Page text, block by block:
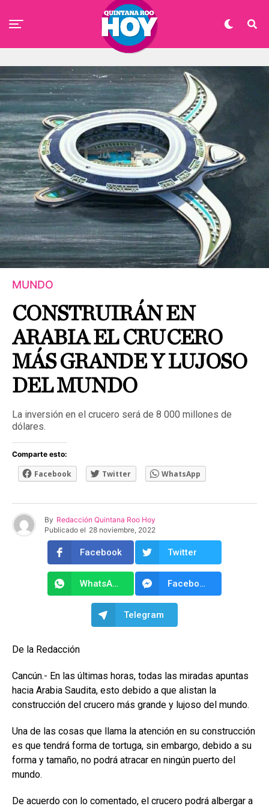
MUNDO
CONSTRUIRÁN EN
ARABIA EL CRUCERO
MÁS GRANDE Y LUJOSO
DEL MUNDO
La inversión en el crucero será de 8 000 millones de
dólares.
Comparte esto:
Facebook Twitter WhatsApp
By Redacción Quintana Roo Hoy
Publicado el 28 noviembre, 2022
Facebook Twitter
WhatsApp Facebook Messenger
Telegram
De la Redacción
Cancún.- En las últimas horas, todas las miradas apuntas
hacia Arabia Saudita, esto debido a que alistan la
construcción del crucero más grande y lujoso del mundo.
Una de las cosas que llama la atención en su construcción
es que tendrá forma de tortuga, sin embargo, debido a su
forma y tamaño, no podrá atracar en ningún puerto del
mundo.
De acuerdo con lo comentado, el crucero podrá albergar a